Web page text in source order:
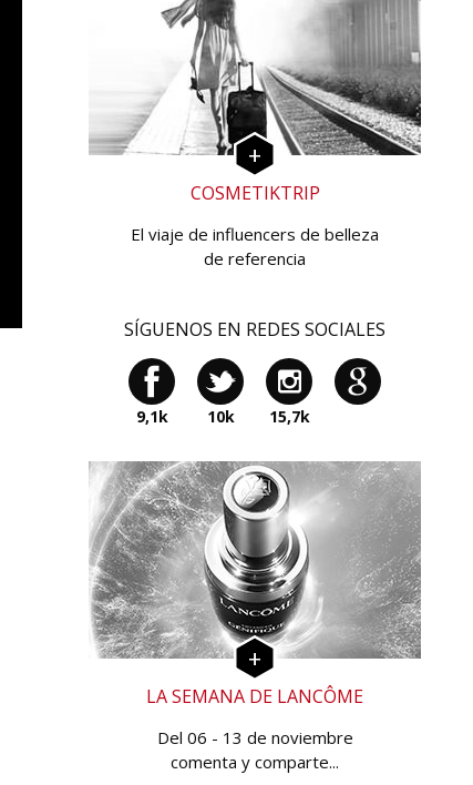
COSMETIKTRIP
El viaje de influencers de belleza
de referencia
SÍGUENOS EN REDES SOCIALES
9,1k 10k 15,7k
LA SEMANA DE LANCÔME
Del 06 - 13 de noviembre
comenta y comparte...